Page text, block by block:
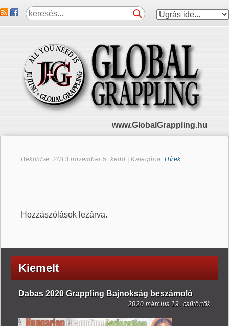
www.GlobalGrappling.hu
Beküldve: 2013 november 5. kedd | Kategória:Hírek.
Hozzászólások lezárva.
Kiemelt
Dabas 2020 Grappling Bajnokság beszámoló
2020 március 19. csütörtök